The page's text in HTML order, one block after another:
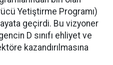
Yetiştirme Programı)
geçirdi. Bu vizyoner
D sınıfı ehliyet ve
kazandırılmasına